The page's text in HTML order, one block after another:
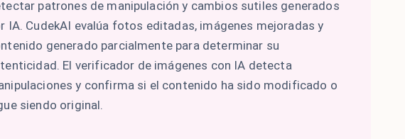
patrones de manipulación y cambios sutiles generados
IA. CudekAI evalúa fotos editadas, imágenes mejoradas y
generado parcialmente para determinar su
El verificador de imágenes con IA detecta
y confirma si el contenido ha sido modificado o
siendo original.